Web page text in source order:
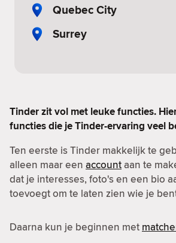
Quebec City
Surrey
Tinder zit vol met leuke functies.
functies die je Tinder-ervaring veel
Ten eerste is Tinder makkelijk te
alleen maar een accountaan te
dat je interesses, foto's en een bio
toevoegt om te laten zien wie je
Daarna kun je beginnen met